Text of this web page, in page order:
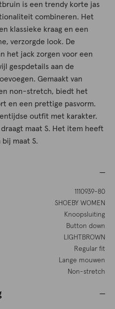
is een trendy korte jas
combineren. Het
klassieke kraag en een
verzorgde look. De
het jack zorgen voor een
gespdetails aan de
Gemaakt van
non-stretch, biedt het
en een prettige pasvorm.
outfit met karakter.
maat S. Het item heeft
maat S.
1110939-80
SHOEBY WOMEN
Knoopsluiting
Button down
LIGHTBROWN
Regular fit
Lange mouwen
Non-stretch